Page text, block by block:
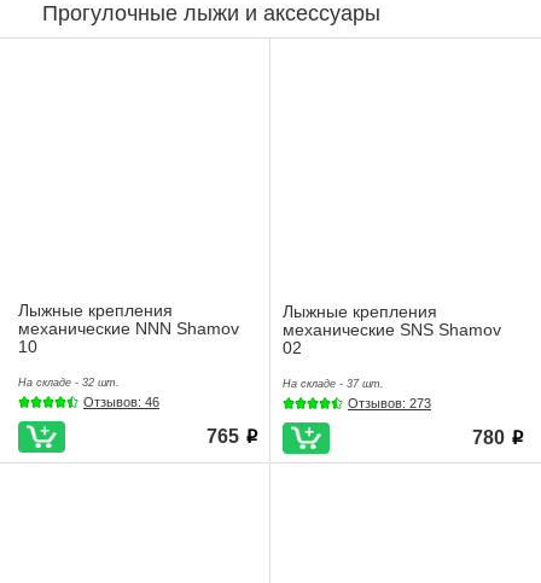
Прогулочные лыжи и аксессуары
Лыжные крепления
механические NNN Shamov
10
На складе - 32 шт.
Отзывов: 46
765 i
Лыжные крепления
механические SNS Shamov
02
На складе - 37 шт.
Отзывов: 273
780 i